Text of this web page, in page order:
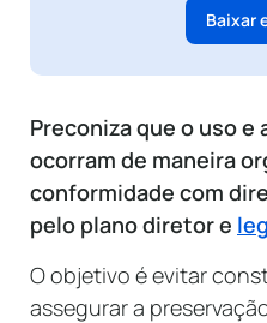
Baixar
Preconiza que o uso e
ocorram de maneira
conformidade com
pelo plano diretor e
O objetivo é evitar
assegurar a